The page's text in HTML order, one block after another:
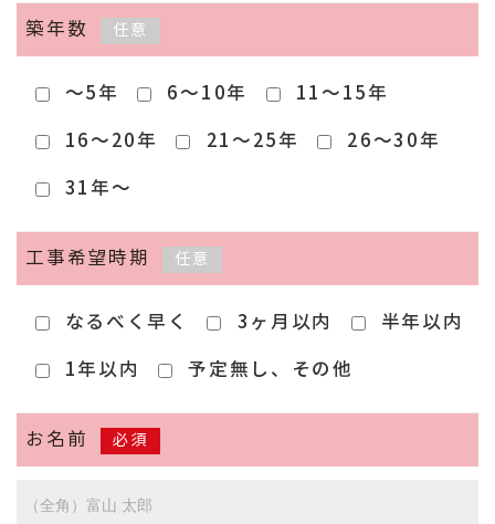
築年数 任意
～5年 6～10年
11～15年
16～20年
21～25年
26～30年
31年～
工事希望時期 任意
なるべく早く 3ヶ月以内
半年以内
1年以内
予定無し、その他
お名前 必須